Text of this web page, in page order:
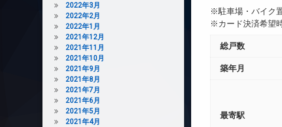
※駐車場・バイク
※カード決済希望
総戸数
築年月
最寄駅
2022年3月
2022年2月
2022年1月
2021年12月
2021年11月
2021年10月
2021年9月
2021年8月
2021年7月
2021年6月
2021年5月
2021年4月